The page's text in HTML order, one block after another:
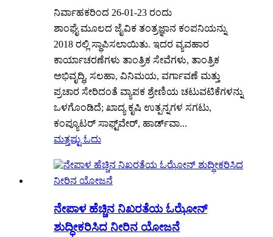
ನಿರ್ವಾಹಕರಿಂದ 26-01-23 ರಂದು
ಶಾಂಘೈ ಮೂಲದ ಜೈವಿಕ ತಂತ್ರಜ್ಞಾನ ಕಂಪನಿಯನ್ನು
2018 ರಲ್ಲಿ ಸ್ಥಾಪಿಸಲಾಯಿತು. ಇದರ ವ್ಯವಹಾರ
ಕಾರ್ಯಾಚರಣೆಗಳು ತಾಂತ್ರಿಕ ಸೇವೆಗಳು, ತಾಂತ್ರಿಕ
ಅಭಿವೃದ್ಧಿ, ಸಲಹಾ, ವಿನಿಮಯ, ವರ್ಗಾವಣೆ ಮತ್ತು
ಪ್ರಚಾರ ಸೇರಿದಂತೆ ವ್ಯಾಪಕ ಶ್ರೇಣಿಯ ಚಟುವಟಿಕೆಗಳನ್ನು
ಒಳಗೊಂಡಿದೆ; ಖಾದ್ಯ ಕೃಷಿ ಉತ್ಪನ್ನಗಳ ಸಗಟು,
ಕಂಪ್ಯೂಟರ್ ಸಾಫ್ಟ್‌ವೇರ್, ಹಾರ್ಡ್‌ವಾ...
ಮತ್ತಷ್ಟು ಓದು
ನೇಪಾಳ ಹೆಚ್ಚಿನ ನಿಖರತೆಯ ಓಝೋನ್
ಶುದ್ಧೀಕರಿಸಿದ ನೀರಿನ ಯೋಜನೆ